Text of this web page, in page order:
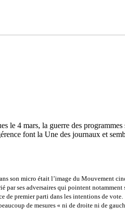
le 4 mars, la guerre des
font la Une des journaux et
son micro était l’image du Mouvement
ses adversaires qui pointent
de premier parti dans les intentions de vote.
de mesures « ni de droite ni de